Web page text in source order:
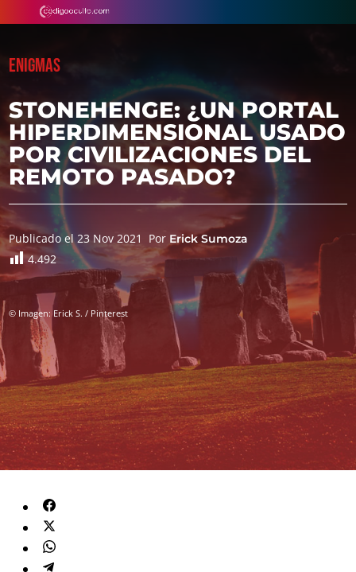
ENIGMAS
STONEHENGE: ¿UN PORTAL
HIPERDIMENSIONAL USADO
POR CIVILIZACIONES DEL
REMOTO PASADO?
Publicado el 23 Nov 2021 Por Erick Sumoza
4.492
© Imagen: Erick S. / Pinterest